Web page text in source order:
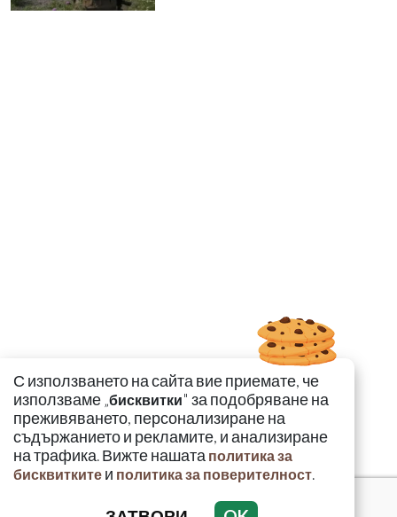
С използването на сайта вие приемате, че
използваме „бисквитки" за подобряване на
преживяването, персонализиране на
съдържанието и рекламите, и анализиране
на трафика. Вижте нашата политика за
бисквитките и политика за поверителност.